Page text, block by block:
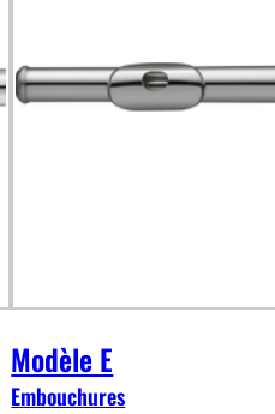
Modèle E
Embouchures